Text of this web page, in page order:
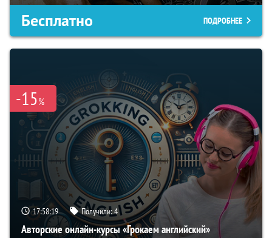
Бесплатно ПОДРОБНЕЕ
-15%
17:58:18 Получили:4
Авторские онлайн-курсы «Грокаем английский»